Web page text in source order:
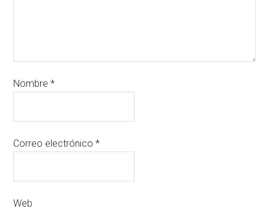
Nombre*
Correo electrónico*
Web